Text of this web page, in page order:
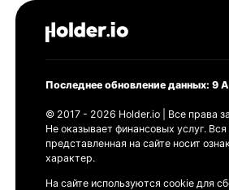
Последнее обновление данных: 9
© 2017 - 2026 Holder.io | Все права
Не оказывает финансовых услуг.
представленная на сайте носит
характер.
На сайте используются cookie для